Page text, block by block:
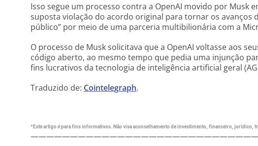
Isso segue um processo contra a OpenAI movido por Musk
suposta violação do acordo original para tornar os avanços
público” por meio de uma parceria multibilionária com a
O processo de Musk solicitava que a OpenAI voltasse aos
código aberto, ao mesmo tempo que pedia uma injunção
fins lucrativos da tecnologia de inteligência artificial geral
Traduzido de: Cointelegraph.
*Este artigo é para fins informativos. Não visa aconselhamento de investimento, financeiro, jurídico,